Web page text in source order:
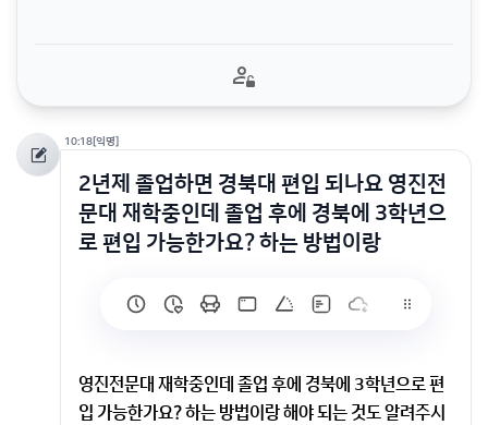
10:18[익명]
2년제 졸업하면 경북대 편입 되나요 영진전
문대 재학중인데 졸업 후에 경북에 3학년으
로 편입 가능한가요? 하는 방법이랑
영진전문대 재학중인데 졸업 후에 경북에 3학년으로 편
입 가능한가요? 하는 방법이랑 해야 되는 것도 알려주시